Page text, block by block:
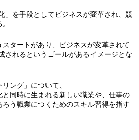
」を手段としてビジネスが変革され、競
スタートがあり、ビジネスが変革されて
されるというゴールがあるイメージとな
ング」について、
同時に生まれる新しい職業や、仕事の
う職業につくためのスキル習得を指す